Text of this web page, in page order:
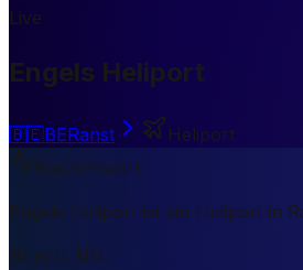
Live
Engels Heliport
🇧🇪BERanst
Heliport
Kurzantwort
Engels Heliport ist ein Heliport in
10 m ü. NN.